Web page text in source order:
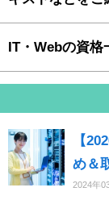
IT・Webの資格
【
め＆
2024年